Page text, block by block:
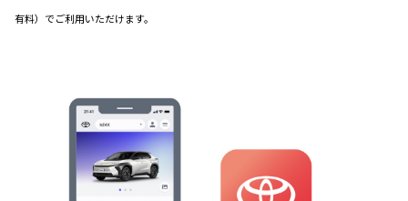
有料）でご利用いただけます。